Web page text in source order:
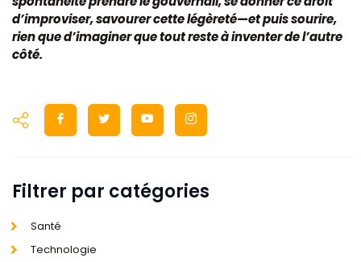
d’improviser, savourer cette légèreté—et puis sourire,
rien que d’imaginer que tout reste à inventer de l’autre
côté.
Filtrer par catégories
Santé
Technologie